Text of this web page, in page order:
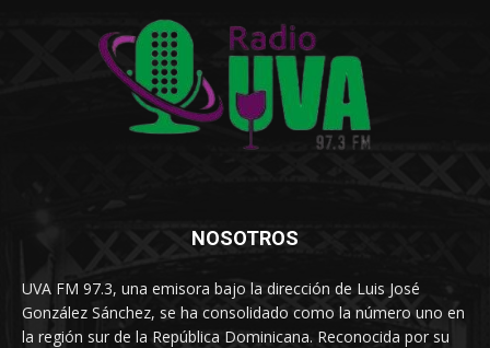
NOSOTROS
UVA FM 97.3, una emisora bajo la dirección de Luis José
González Sánchez, se ha consolidado como la número uno en
la región sur de la República Dominicana. Reconocida por su